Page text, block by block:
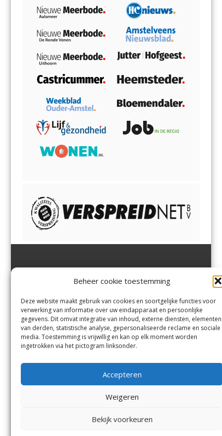
Beheer cookie toestemming
Deze website maakt gebruik van cookies en soortgelijke functies voor
verwerking van informatie over uw eindapparaat en persoonlijke
gegevens. Dit omvat integratie van inhoud, externe diensten, elementen
van derden, statistische analyse, gepersonaliseerde reclame en sociale
media. Toestemming is vrijwillig en kan op elk moment worden
ingetrokken via het pictogram linksonder.
Accepteren
Weigeren
Bekijk voorkeuren
Margadantstraat 34
0255-533900
info@jutter.nlofinfo@hofgee
st.nl
Velserbroek,Velsen-Zuid,
Zuid,Driehuisen
Spaarnwoude.
Contact
Andere uitgaven
Voorwaarden
© Kennemerland Pers B.V.